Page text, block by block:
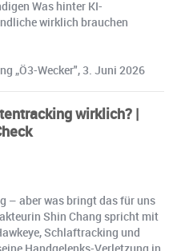
Was hinter KI-
wirklich brauchen
„Ö3-Wecker", 3. Juni 2026
wirklich? |
– aber was bringt das für uns
Shin Chang spricht mit
Schlaftracking und